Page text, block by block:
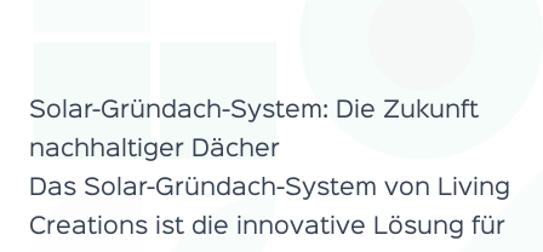
Solar-Gründach-System: Die Zukunft
nachhaltiger Dächer
Das Solar-Gründach-System von Living
Creations ist die innovative Lösung für